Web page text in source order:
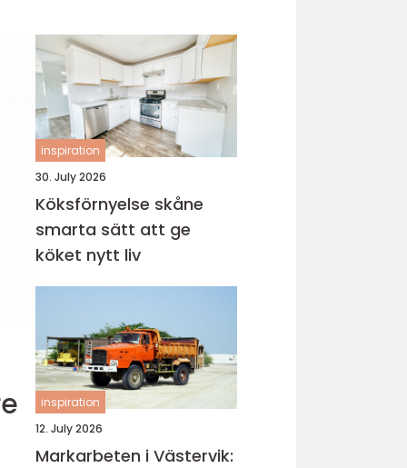
inspiration
30. July 2026
Köksförnyelse skåne
smarta sätt att ge
köket nytt liv
inspiration
12. July 2026
Markarbeten i Västervik: